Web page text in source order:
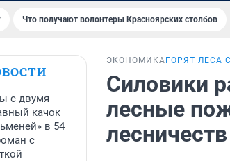
Что получают волонтеры Красноярских столбов
с двумя
качок
в 54
с
ЭКОНОМИКА ГОРЯТ ЛЕСА
Силовики
лесные